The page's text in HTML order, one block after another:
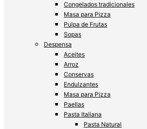
Congelados tradicionales
Masa para Pizza
Pulpa de Frutas
Sopas
Despensa
Aceites
Arroz
Conservas
Endulzantes
Masa para Pizza
Paellas
Pasta Italiana
Pasta Natural